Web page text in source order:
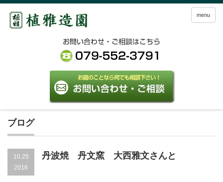
menu
ブログ
10.25
2016
丹波焼 丹文窯 大西雅文さんと